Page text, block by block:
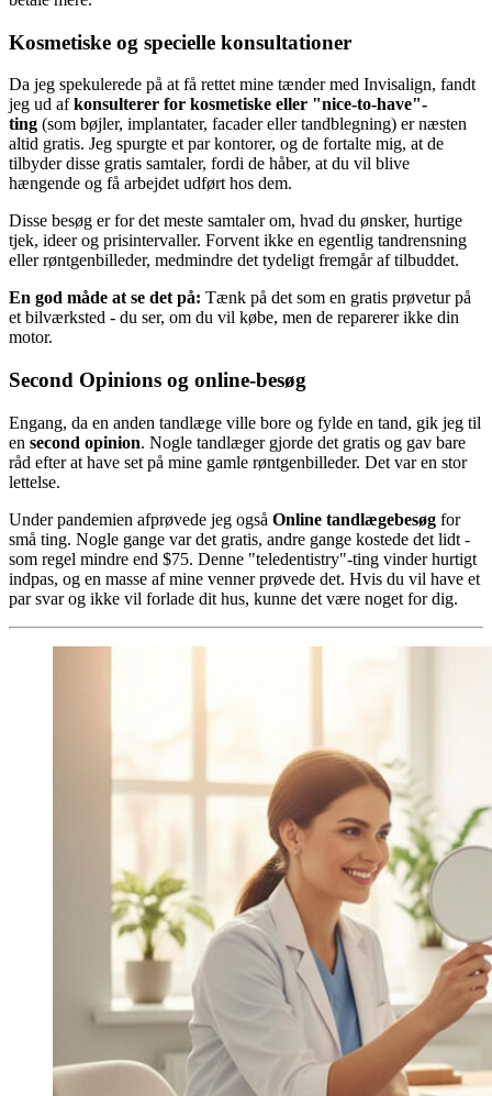
Kosmetiske og specielle konsultationer
Da jeg spekulerede på at få rettet mine tænder med Invisalign, fandt
jeg ud afkonsulterer for kosmetiske eller "nice-to-have"-
ting (som bøjler, implantater, facader eller tandblegning) er næsten
altid gratis. Jeg spurgte et par kontorer, og de fortalte mig, at de
tilbyder disse gratis samtaler, fordi de håber, at du vil blive
hængende og få arbejdet udført hos dem.
Disse besøg er for det meste samtaler om, hvad du ønsker, hurtige
tjek, ideer og prisintervaller. Forvent ikke en egentlig tandrensning
eller røntgenbilleder, medmindre det tydeligt fremgår af tilbuddet.
En god måde at se det på: Tænk på det som en gratis prøvetur på
et bilværksted - du ser, om du vil købe, men de reparerer ikke din
motor.
Second Opinions og online-besøg
Engang, da en anden tandlæge ville bore og fylde en tand, gik jeg til
en second opinion. Nogle tandlæger gjorde det gratis og gav bare
råd efter at have set på mine gamle røntgenbilleder. Det var en stor
lettelse.
Under pandemien afprøvede jeg også Online tandlægebesøg for
små ting. Nogle gange var det gratis, andre gange kostede det lidt -
som regel mindre end $75. Denne "teledentistry"-ting vinder hurtigt
indpas, og en masse af mine venner prøvede det. Hvis du vil have et
par svar og ikke vil forlade dit hus, kunne det være noget for dig.